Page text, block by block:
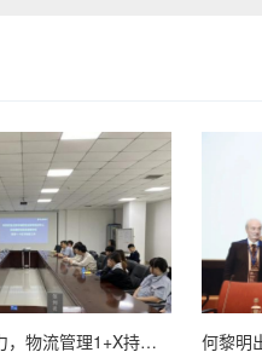
多措并举，同向发力，物流管理1+X持续提升行业企业认可度！